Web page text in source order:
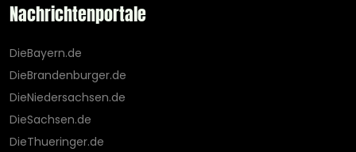
Nachrichtenportale
DieBayern.de
DieBrandenburger.de
DieNiedersachsen.de
DieSachsen.de
DieThueringer.de